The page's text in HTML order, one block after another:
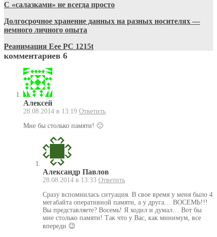
С «салазками» не всегда просто
Долгосрочное хранение данных на разных носителях —
немного личного опыта
Реанимация Eee PC 1215t
комментариев 6
Алексей
28.08.2014 в 13:19 Ответить
Мне бы столько памяти! 🙂
Александр Павлов
28.08.2014 в 13:33 Ответить
Сразу вспомнилась ситуация. В свое время у меня было 4
мегабайта оперативной памяти, а у друга… ВОСЕМЬ!!!
Вы представляете? Восемь! Я ходил и думал… Вот бы
мне столько памяти! Так что у Вас, как минимум, все
впереди 😉